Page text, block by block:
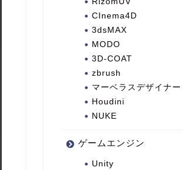
CInema4D
3dsMAX
MODO
3D-COAT
zbrush
マーベラスデザイナー
Houdini
NUKE
ゲームエンジン
Unity